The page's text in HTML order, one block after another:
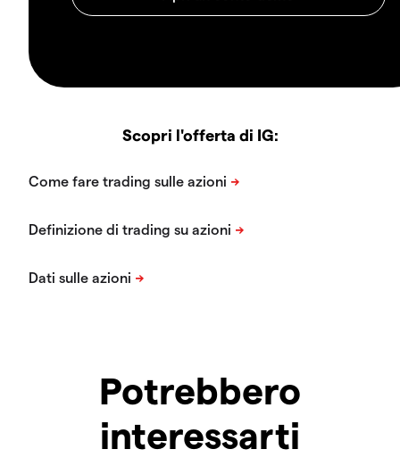
Scopri l'offerta di IG:
Potrebbero
interessarti